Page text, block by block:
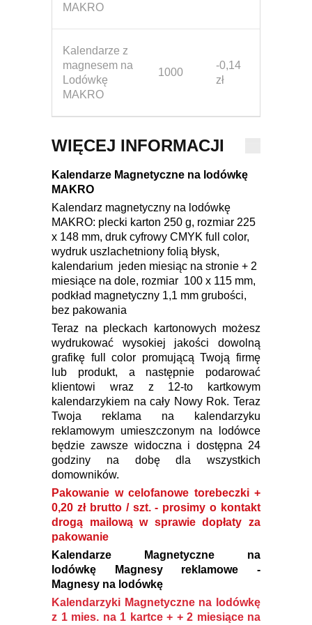
MAKRO
Kalendarze z
magnesem na
Lodówkę
MAKRO
1000
-0,14
zł
WIĘCEJ INFORMACJI
Kalendarze Magnetyczne na lodówkę
MAKRO
Kalendarz magnetyczny na lodówkę
MAKRO: plecki karton 250 g, rozmiar 225
x 148 mm, druk cyfrowy CMYK full color,
wydruk uszlachetniony folią błysk,
kalendarium jeden miesiąc na stronie + 2
miesiące na dole, rozmiar 100 x 115 mm,
podkład magnetyczny 1,1 mm grubości,
bez pakowania
Teraz na pleckach kartonowych możesz
wydrukować wysokiej jakości dowolną
grafikę full color promującą Twoją firmę
lub produkt, a następnie podarować
klientowi wraz z 12-to kartkowym
kalendarzykiem na cały Nowy Rok. Teraz
Twoja reklama na kalendarzyku
reklamowym umieszczonym na lodówce
będzie zawsze widoczna i dostępna 24
godziny na dobę dla wszystkich
domowników.
Pakowanie w celofanowe torebeczki +
0,20 zł brutto / szt. - prosimy o kontakt
drogą mailową w sprawie dopłaty za
pakowanie
Kalendarze Magnetyczne na
lodówkę
Magnesy reklamowe -
Magnesy na lodówkę
Kalendarzyki Magnetyczne na lodówkę
z 1 mies. na 1 kartce + + 2 miesiące na